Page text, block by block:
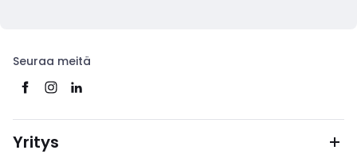
Seuraa meitä
Yritys